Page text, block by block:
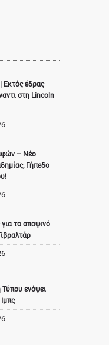
Εκτός έδρας
στη Lincoln
– Νέο
Γήπεδο
το αποψινό
Τύπου ενόψει